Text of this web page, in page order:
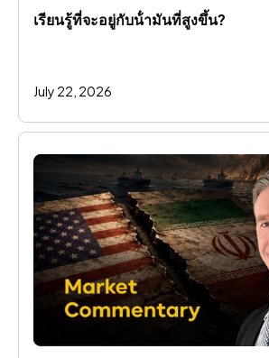
เรียนรู้ที่จะอยู่กับน้ํามันที่สูงขึ้น?
July 22, 2026